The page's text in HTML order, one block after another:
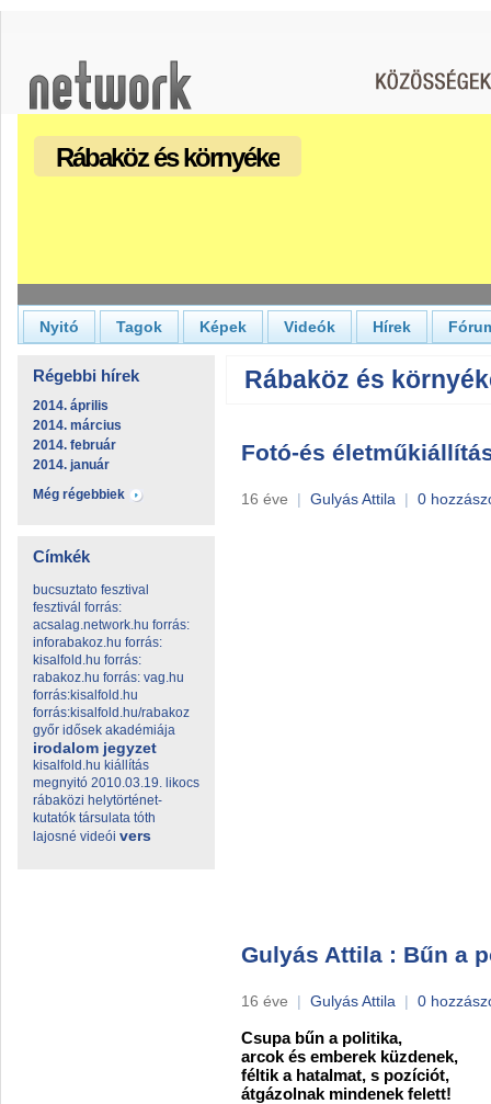
Rábaköz és környéke
Nyitó Tagok Képek Videók Hírek
Régebbi hírek
2014. április
2014. március
2014. február
2014. január
Még régebbiek
Címkék
bucsuztato fesztival
fesztivál forrás:
acsalag.network.hu forrás:
inforabakoz.hu forrás:
kisalfold.hu forrás:
rabakoz.hu forrás: vag.hu
forrás:kisalfold.hu
forrás:kisalfold.hu/rabakoz
győr idősek akadémiája
irodalom jegyzet
kisalfold.hu kiállítás
megnyitó 2010.03.19. likocs
rábaközi helytörténet-
kutatók társulata tóth
lajosné videói vers
Rábaköz és
Fotó-és
16 éve | Gulyás Attila | 0
Gulyás Attila : Bűn a
16 éve | Gulyás Attila | 0
Csupa bűn a politika,
arcok és emberek küzdenek,
féltik a hatalmat, s pozíciót,
átgázolnak mindenek felett!